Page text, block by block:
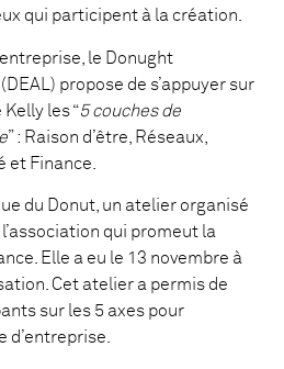
qui participent à la création.
le Donught
propose de s’appuyer sur
les “5 couches de
” : Raison d’être, Réseaux,
et Finance.
du Donut, un atelier organisé
qui promeut la
Elle a eu le 13 novembre à
Cet atelier a permis de
sur les 5 axes pour